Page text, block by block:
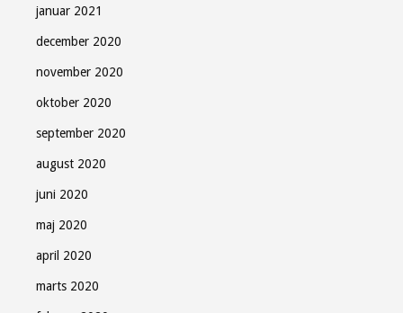
januar 2021
december 2020
november 2020
oktober 2020
september 2020
august 2020
juni 2020
maj 2020
april 2020
marts 2020